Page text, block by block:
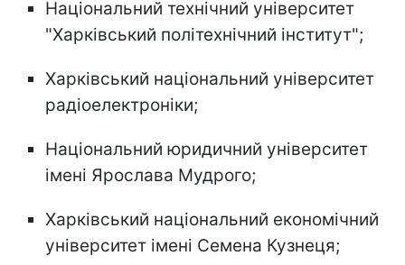
Національний технічний університет
"Харківський політехнічний інститут";
Харківський національний університет
радіоелектроніки;
Національний юридичний університет
імені Ярослава Мудрого;
Харківський національний економічний
університет імені Семена Кузнеця;